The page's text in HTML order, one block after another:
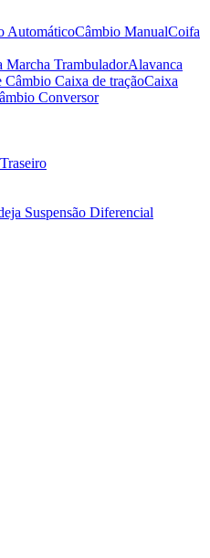
AutomáticoCâmbio ManualCoifa
Marcha TrambuladorAlavanca
Câmbio Caixa de traçãoCaixa
Conversor
Traseiro
Suspensão Diferencial